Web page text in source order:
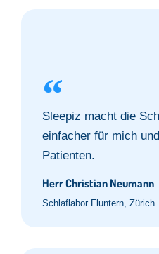
Sleepiz macht die
einfacher für mich
Patienten.
Herr Christian Neumann
Schlaflabor Fluntern, Zürich